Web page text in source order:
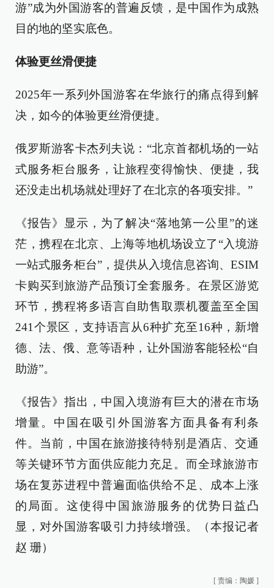
游”成为外国游客的普遍反馈，是中国作为成熟
目的地的坚实底色。
体验更丝滑便捷
2025年一系列外国游客在华旅行的痛点得到解
决，如今的体验更丝滑便捷。
俄罗斯游客卡杰列夫说：“北京首都机场的一站
式服务柜台服务，让旅程变得愉快、便捷，我
还没走出机场就处理好了在北京的各项安排。”
《报告》显示，为了解决“落地第一公里”的迷
茫，携程在北京、上海等地机场设立了“入境游
一站式服务柜台”，提供从入境信息咨询、ESIM
卡购买到旅游产品预订全套服务。在景区游览
环节，携程将多语言自助售取票机覆盖至全国
241个景区，支持语言从6种扩充至16种，新增
德、法、俄、意等语种，让外国游客能轻松“自
助游”。
《报告》指出，中国入境游有巨大的潜在市场
增量。中国在吸引外国游客方面具备有利条
件。当前，中国在旅游接待特别是酒店、交通
等关键环节方面供应能力充足。而全球旅游市
场在复苏进程中普遍面临供给不足、成本上涨
的局面。这使得中国旅游服务的优势日益凸
显，对外国游客吸引力持续增强。（本报记者
赵 珊）
[ 责编：陶媛 ]